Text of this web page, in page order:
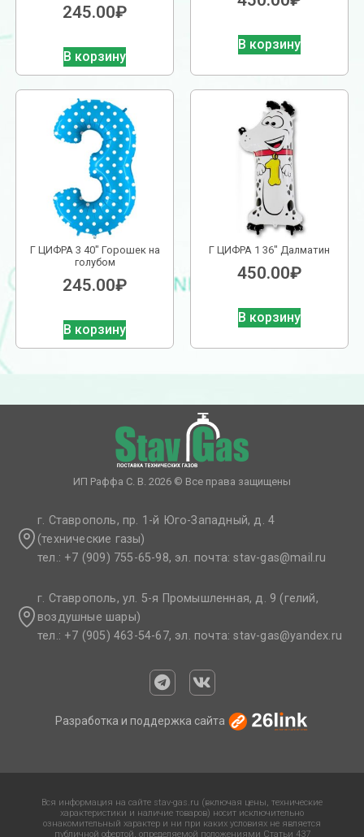
245.00₽
В корзину
В корзину
Г ЦИФРА 3 40″ Горошек на
голубом
245.00₽
В корзину
Г ЦИФРА 1 36″ Далматин
450.00₽
В корзину
ИП Раффа С. В. 2026 © Все права защищены
г. Ставрополь, пр. 1-й Юго-Западный, д. 4
(технические газы)
тел.: +7 (909) 755-65-98, эл. почта: stav-gas@mail.ru​
г. Ставрополь, ул. 5-я Промышленная, д. 9 (гелий,
воздушные шары)
тел.: +7 (905) 463-54-67, эл. почта: stav-gas@yandex.ru​
Разработка и поддержка сайта
Вся информация на сайте stav-gas.ru (включая цены, технические
характеристики и наличие товаров) носит исключительно
ознакомительный характер и ни при каких условиях не является
публичной офертой, определяемой положениями Статьи 437